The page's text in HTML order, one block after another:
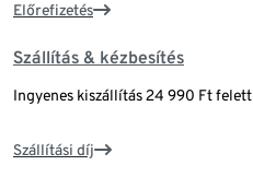
Előrefizetés
Szállítás & kézbesítés
Ingyenes kiszállítás 24 990 Ft felett
Szállítási díj